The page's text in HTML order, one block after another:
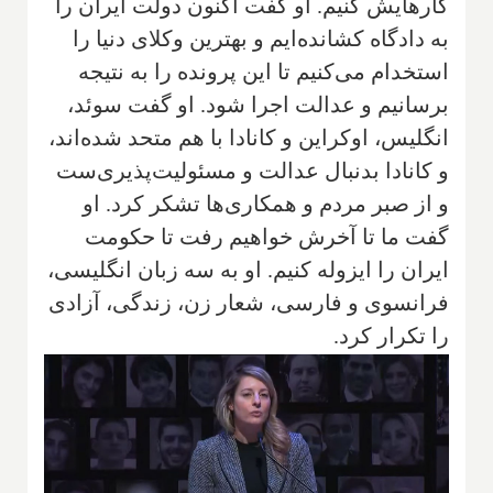
کارهایش کنیم. او گفت اکنون دولت ایران را
به دادگاه کشانده‌ایم و بهترین وکلای دنیا را
استخدام می‌کنیم تا این پرونده را به نتیجه
برسانیم و عدالت اجرا شود. او گفت سوئد،
انگلیس، اوکراین و کانادا با هم متحد شده‌اند،
و کانادا بدنبال عدالت و مسئولیت‌پذیری‌ست
و از صبر مردم و همکاری‌ها تشکر کرد. او
گفت ما تا آخرش خواهیم رفت تا حکومت
ایران را ایزوله کنیم. او به سه زبان انگلیسی،
فرانسوی و فارسی، شعار زن، زندگی، آزادی
را تکرار کرد.